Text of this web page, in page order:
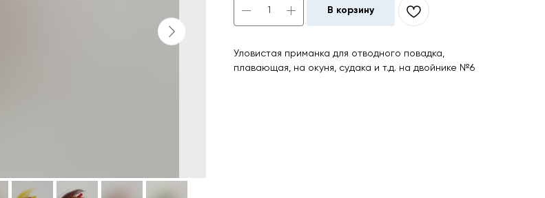
В корзину
Уловистая приманка для отводного повадка,
плавающая, на окуня, судака и т.д. на двойнике №6